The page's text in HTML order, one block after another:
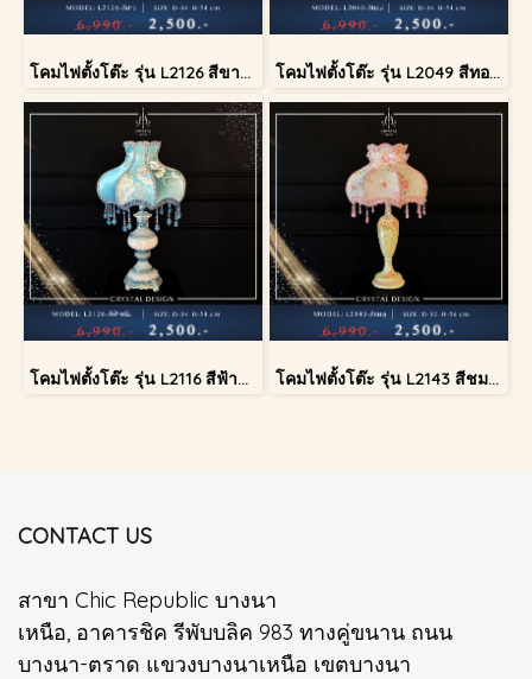
โคมไฟตั้งโต๊ะ รุ่น L2126 สีขาว (ตั้งโต๊ะ) โคมไฟตั้งโต๊ะ รุ่น L2049 สีทอง (ตั้งโต๊ะ)
โคมไฟตั้งโต๊ะ รุ่น L2116 สีฟ้าครีม (ตั้งโต๊ะ) โคมไฟตั้งโต๊ะ รุ่น L2143 สีชมพู (ตั้งโต๊ะ)
CONTACT US
สาขา Chic Republic บางนา
เหนือ, อาคารชิค รีพับบลิค 983 ทางคู่ขนาน ถนน
บางนา-ตราด แขวงบางนาเหนือ เขตบางนา